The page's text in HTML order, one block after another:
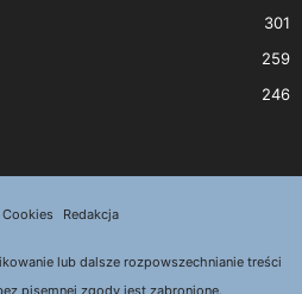
301
259
246
Cookies Redakcja
lub dalsze rozpowszechnianie treści
pisemnej zgody jest zabronione.